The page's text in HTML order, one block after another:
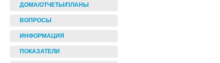
ДОМА/ОТЧЕТЫ/ПЛАНЫ
ВОПРОСЫ
ИНФОРМАЦИЯ
ПОКАЗАТЕЛИ